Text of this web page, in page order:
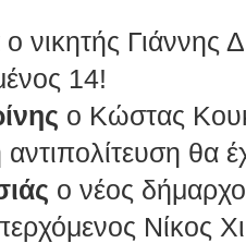
ο νικητής Γιάννης
14!
ο Κώστας
θα
ο νέος
Νίκος